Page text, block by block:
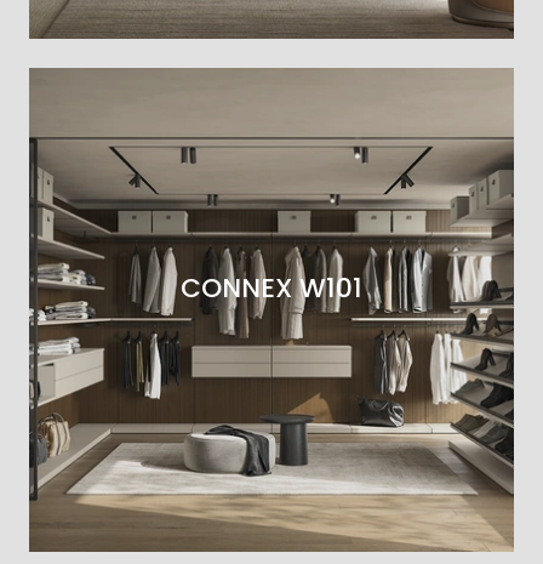
CONNEX W101